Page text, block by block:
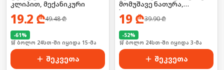
კლიპით, მექანიკური
19.2 ₾49.48₾
-61%
🛒 ბოლო 24სთ-ში იყიდა 15-მა
შეკვეთა
მომუშავე ნათურა,
საკიდით
19 ₾39.90₾
-52%
🛒 ბოლო 24სთ-ში იყიდა 3-მა
შეკვეთა